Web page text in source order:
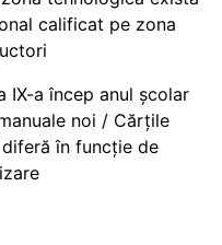
calificat pe zona
IX-a încep anul școlar
noi / Cărțile
în funcție de